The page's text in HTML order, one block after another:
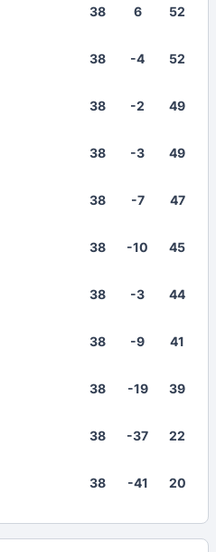
38 6 52
38 -4 52
38 -2 49
38 -3 49
38 -7 47
38 -10 45
38 -3 44
38 -9 41
38 -19 39
38 -37 22
38 -41 20